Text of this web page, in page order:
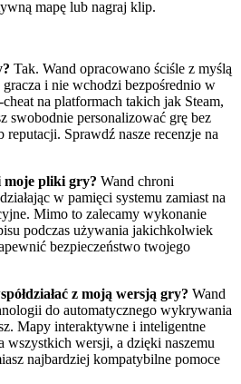
mapę lub nagraj klip.
Tak. Wand opracowano ściśle z myślą
i nie wchodzi bezpośrednio w
na platformach takich jak Steam,
swobodnie personalizować grę bez
Sprawdź nasze recenzje na
moje pliki gry? Wand chroni
w pamięci systemu zamiast na
Mimo to zalecamy wykonanie
podczas używania jakichkolwiek
bezpieczeństwo twojego
z moją wersją gry? Wand
do automatycznego wykrywania
Mapy interaktywne i inteligentne
wszystkich wersji, a dzięki naszemu
najbardziej kompatybilne pomoce